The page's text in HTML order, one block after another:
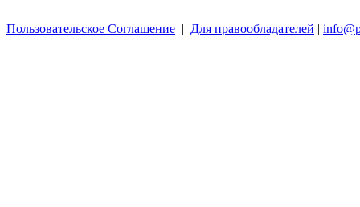
Пользовательское Соглашение | Для правообладателей |